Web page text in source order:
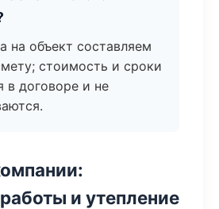
на объект составляем
стоимость и сроки
в договоре и не
и утепление